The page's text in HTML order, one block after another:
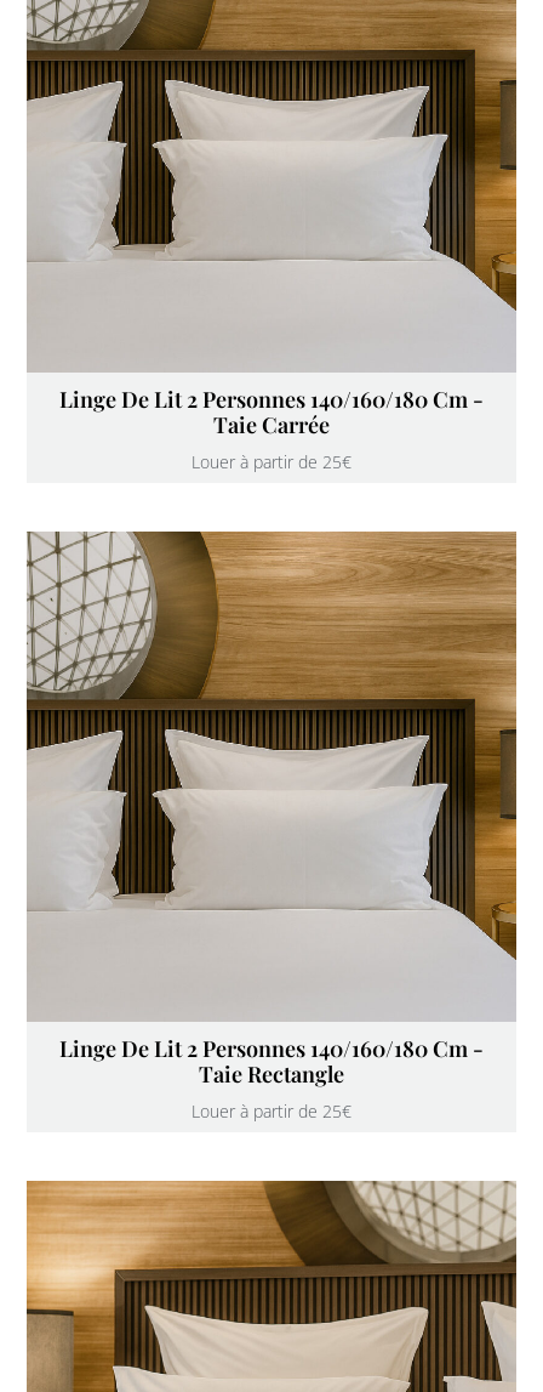
Linge De Lit 2 Personnes 140/160/180 Cm -
Taie Carrée
Louer à partir de 25€
Linge De Lit 2 Personnes 140/160/180 Cm -
Taie Rectangle
Louer à partir de 25€